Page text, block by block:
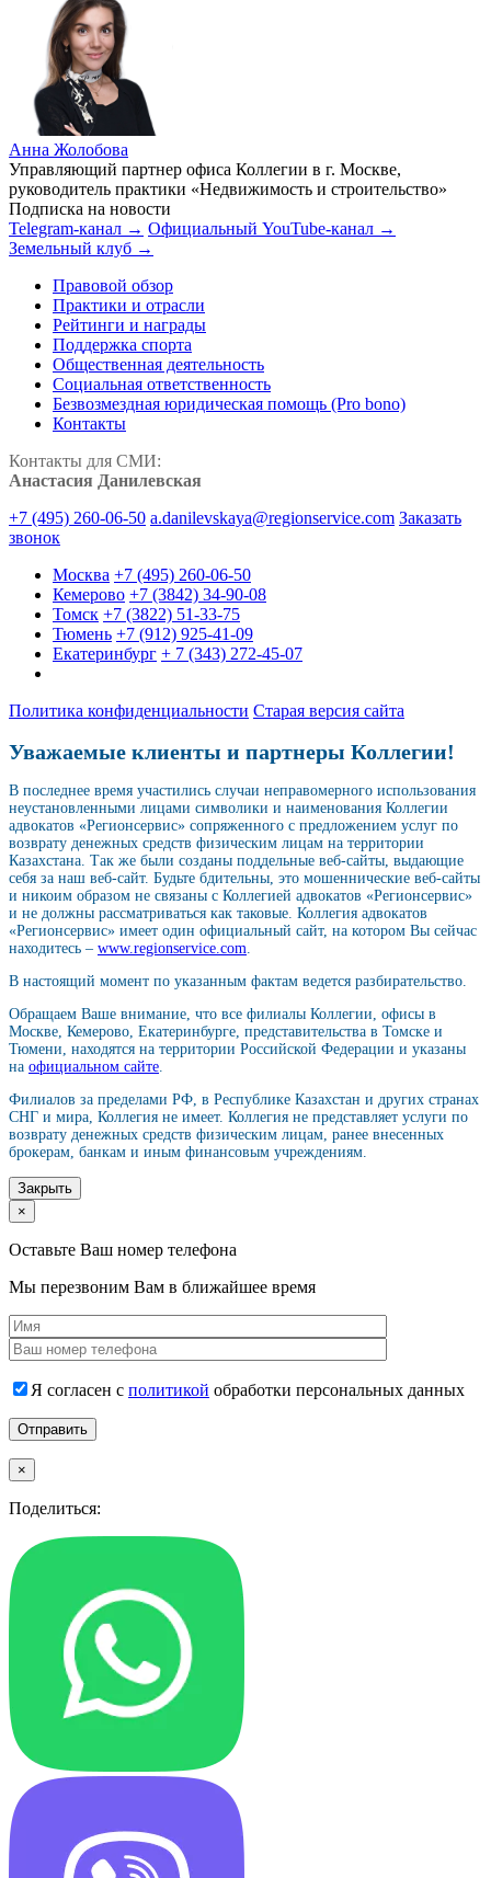
Анна Жолобова
Управляющий партнер офиса Коллегии в г. Москве,
руководитель практики «Недвижимость и строительство»
Подписка на новости
Telegram-канал → Официальный YouTube-канал →
Земельный клуб →
Правовой обзор
Практики и отрасли
Рейтинги и награды
Поддержка спорта
Общественная деятельность
Социальная ответственность
Безвозмездная юридическая помощь (Pro bono)
Контакты
Контакты для СМИ:
Анастасия Данилевская
+7 (495) 260-06-50 a.danilevskaya@regionservice.com Заказать
звонок
Москва +7 (495) 260-06-50
Кемерово +7 (3842) 34-90-08
Томск +7 (3822) 51-33-75
Тюмень +7 (912) 925-41-09
Екатеринбург + 7 (343) 272-45-07
Политика конфиденциальности Старая версия сайта
Уважаемые клиенты и партнеры Коллегии!
В последнее время участились случаи неправомерного использования
неустановленными лицами символики и наименования Коллегии
адвокатов «Регионсервис» сопряженного с предложением услуг по
возврату денежных средств физическим лицам на территории
Казахстана. Так же были созданы поддельные веб-сайты, выдающие
себя за наш веб-сайт. Будьте бдительны, это мошеннические веб-сайты
и никоим образом не связаны с Коллегией адвокатов «Регионсервис»
и не должны рассматриваться как таковые. Коллегия адвокатов
«Регионсервис» имеет один официальный сайт, на котором Вы сейчас
находитесь – www.regionservice.com
В настоящий момент по указанным фактам ведется разбирательство.
Обращаем Ваше внимание, что все филиалы Коллегии, офисы в
Москве, Кемерово, Екатеринбурге, представительства в Томске и
Тюмени, находятся на территории Российской Федерации и указаны
на официальном сайте
Филиалов за пределами РФ, в Республике Казахстан и других странах
СНГ и мира, Коллегия не имеет. Коллегия не представляет услуги по
возврату денежных средств физическим лицам, ранее внесенных
брокерам, банкам и иным финансовым учреждениям.
Закрыть
×
Оставьте Ваш номер телефона
Мы перезвоним Вам в ближайшее время
Я согласен с политикой обработки персональных данных
×
Поделиться: